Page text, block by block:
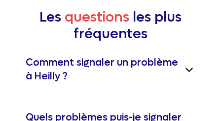
Les questions les plus
fréquentes
Comment signaler un problème
à Heilly ?
Quels problèmes puis-je signaler